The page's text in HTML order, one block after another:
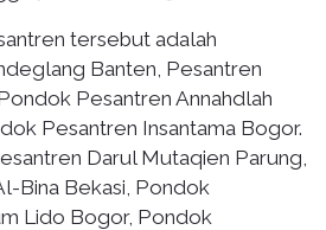
tersebut adalah
Banten, Pesantren
Pesantren Annahdlah
Pesantren Insantama Bogor.
Darul Mutaqien Parung,
Bina Bekasi, Pondok
Lido Bogor, Pondok